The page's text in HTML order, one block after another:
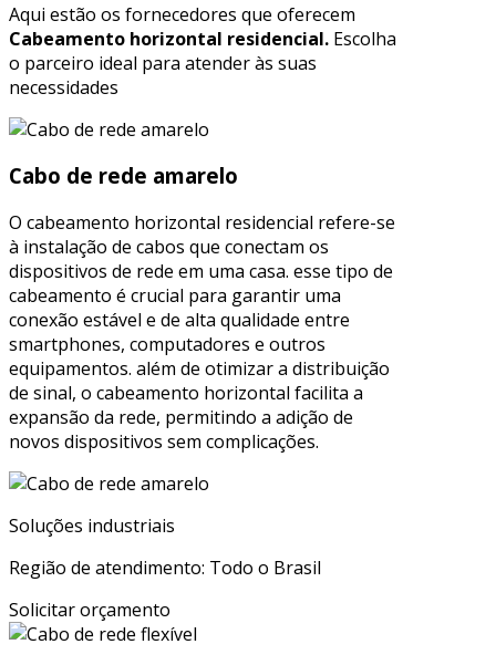
Aqui estão os fornecedores que oferecem
Cabeamento horizontal residencial. Escolha
o parceiro ideal para atender às suas
necessidades
Cabo de rede amarelo
O cabeamento horizontal residencial refere-se
à instalação de cabos que conectam os
dispositivos de rede em uma casa. esse tipo de
cabeamento é crucial para garantir uma
conexão estável e de alta qualidade entre
smartphones, computadores e outros
equipamentos. além de otimizar a distribuição
de sinal, o cabeamento horizontal facilita a
expansão da rede, permitindo a adição de
novos dispositivos sem complicações.
Soluções industriais
Região de atendimento: Todo o Brasil
Solicitar orçamento